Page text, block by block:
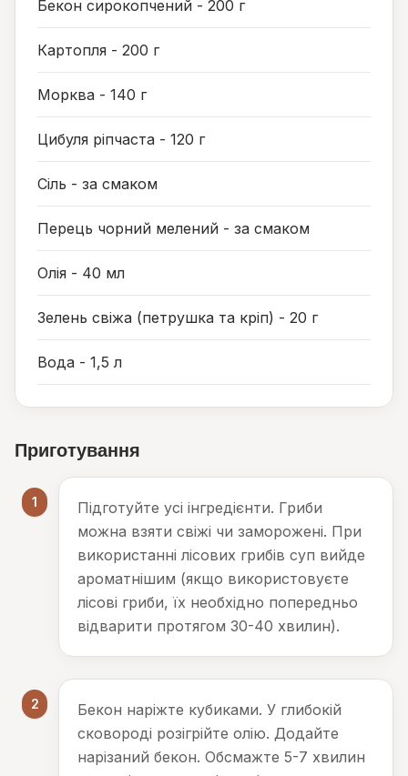
Бекон сирокопчений - 200 г
Картопля - 200 г
Морква - 140 г
Цибуля ріпчаста - 120 г
Сіль - за смаком
Перець чорний мелений - за смаком
Олія - ​​40 мл
Зелень свіжа (петрушка та кріп) - 20 г
Вода - 1,5 л
Приготування
1
Підготуйте усі інгредієнти. Гриби
можна взяти свіжі чи заморожені. При
використанні лісових грибів суп вийде
ароматнішим (якщо використовуєте
лісові гриби, їх необхідно попередньо
відварити протягом 30-40 хвилин).
2
Бекон наріжте кубиками. У глибокій
сковороді розігрійте олію. Додайте
нарізаний бекон. Обсмажте 5-7 хвилин